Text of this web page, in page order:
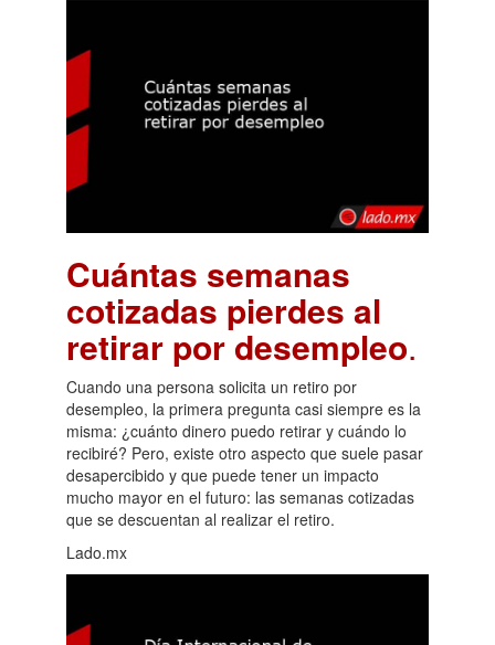
Cuántas semanas
cotizadas pierdes al
retirar por desempleo.
Cuando una persona solicita un retiro por
desempleo, la primera pregunta casi siempre es la
misma: ¿cuánto dinero puedo retirar y cuándo lo
recibiré? Pero, existe otro aspecto que suele pasar
desapercibido y que puede tener un impacto
mucho mayor en el futuro: las semanas cotizadas
que se descuentan al realizar el retiro.
Lado.mx